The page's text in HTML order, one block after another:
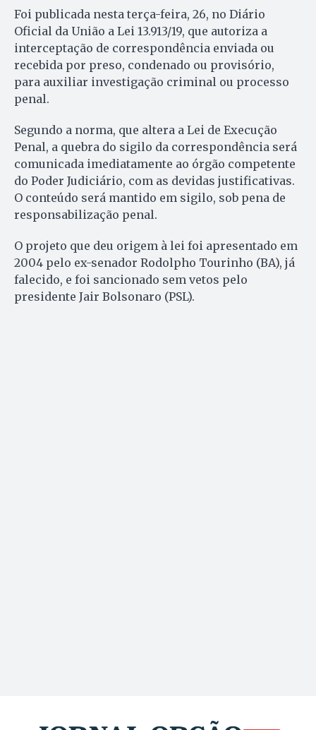
Foi publicada nesta terça-feira, 26, no Diário
Oficial da União a Lei 13.913/19, que autoriza a
interceptação de correspondência enviada ou
recebida por preso, condenado ou provisório,
para auxiliar investigação criminal ou processo
penal.
Segundo a norma, que altera a Lei de Execução
Penal, a quebra do sigilo da correspondência será
comunicada imediatamente ao órgão competente
do Poder Judiciário, com as devidas justificativas.
O conteúdo será mantido em sigilo, sob pena de
responsabilização penal.
O projeto que deu origem à lei foi apresentado em
2004 pelo ex-senador Rodolpho Tourinho (BA), já
falecido, e foi sancionado sem vetos pelo
presidente Jair Bolsonaro (PSL).